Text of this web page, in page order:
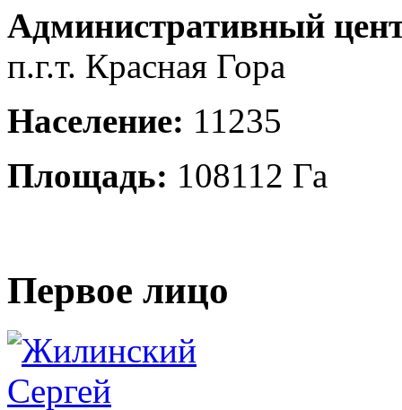
Административный
п.г.т. Красная Гора
Население: 11235
Площадь: 108112 Га
Первое лицо